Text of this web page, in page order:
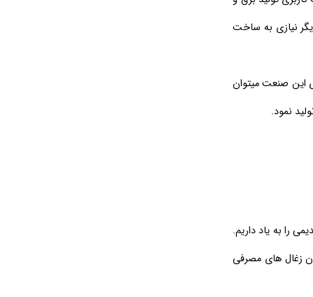
نیازی به ساخت
این صنعت میتوان
نمود.
را به یاد داریم.
زغال های مصرفی